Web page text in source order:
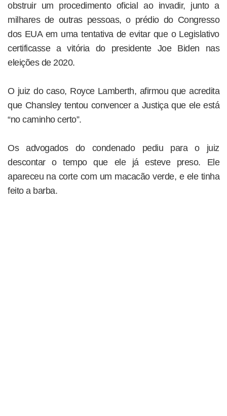
obstruir um procedimento oficial ao invadir, junto a
milhares de outras pessoas, o prédio do Congresso
dos EUA em uma tentativa de evitar que o Legislativo
certificasse a vitória do presidente Joe Biden nas
eleições de 2020.
O juiz do caso, Royce Lamberth, afirmou que acredita
que Chansley tentou convencer a Justiça que ele está
“no caminho certo”.
Os advogados do condenado pediu para o juiz
descontar o tempo que ele já esteve preso. Ele
apareceu na corte com um macacão verde, e ele tinha
feito a barba.